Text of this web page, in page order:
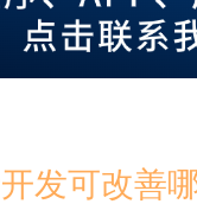
发可改善